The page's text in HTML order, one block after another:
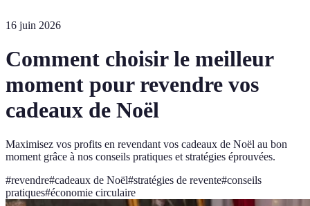
16 juin 2026
Comment choisir le meilleur
moment pour revendre vos
cadeaux de Noël
Maximisez vos profits en revendant vos cadeaux de Noël au bon
moment grâce à nos conseils pratiques et stratégies éprouvées.
#revendre#cadeaux de Noël#stratégies de revente#conseils
pratiques#économie circulaire